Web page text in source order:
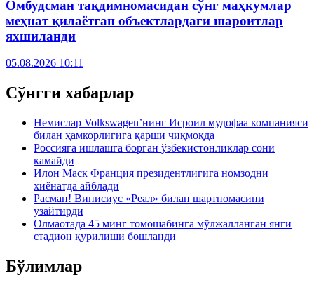
Омбудсман тақдимномасидан сўнг маҳкумлар
меҳнат қилаётган объектлардаги шароитлар
яхшиланди
05.08.2026 10:11
Сўнгги хабарлар
Немислар Volkswagen’нинг Исроил мудофаа компанияси
билан ҳамкорлигига қарши чиқмоқда
Россияга ишлашга борган ўзбекистонликлар сони
камайди
Илон Маск Франция президентлигига номзодни
хиёнатда айблади
Расман! Винисиус «Реал» билан шартномасини
узайтирди
Олмаотада 45 минг томошабинга мўлжалланган янги
стадион қурилиши бошланди
Бўлимлар